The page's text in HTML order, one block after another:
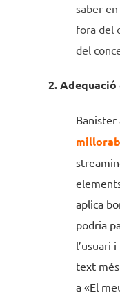
saber
fora del
del
2.
Banister
aplica
podria
l’usuari
text
a «El